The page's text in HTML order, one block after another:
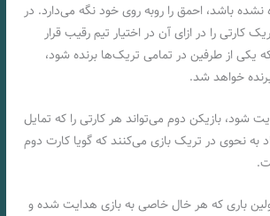
نشده باشد، احمق را روبه روی خود نگه می‌دارد. در
کارتی را در ازای آن در اختیار تیم رقیب قرار
یکی از طرفین در تمامی تریک‌ها برنده شود،
خواهد شد.
شود، بازیکن دوم می‌تواند هر کارتی را که تمایل
به نحوی در تریک بازی می‌کنند که گویا کارت دوم
باری که هر خال خاصی به بازی هدایت شده‌ و